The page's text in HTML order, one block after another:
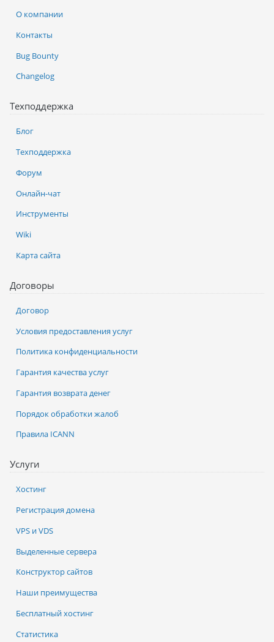
Услуги
Хостинг
Регистрация домена
VPS и VDS
Выделенные сервера
Конструктор сайтов
Наши преимущества
Бесплатный хостинг
Статистика
О компании
Контакты
Bug Bounty
Changelog
Техподдержка
Блог
Техподдержка
Форум
Онлайн-чат
Инструменты
Wiki
Карта сайта
Договоры
Договор
Условия предоставления услуг
Политика конфиденциальности
Гарантия качества услуг
Гарантия возврата денег
Порядок обработки жалоб
Правила ICANN